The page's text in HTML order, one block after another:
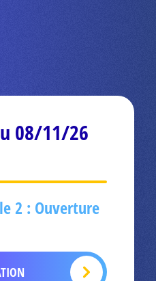
08/11/26
2 : Ouverture